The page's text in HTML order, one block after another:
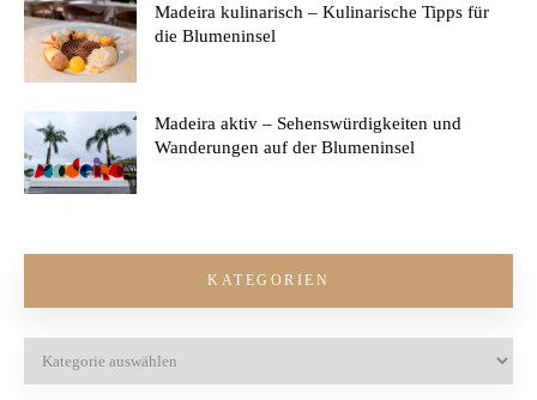
Madeira kulinarisch – Kulinarische Tipps für
die Blumeninsel
Madeira aktiv – Sehenswürdigkeiten und
Wanderungen auf der Blumeninsel
KATEGORIEN